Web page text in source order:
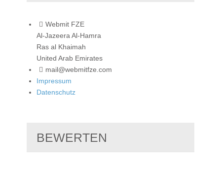
Webmit FZE
Al-Jazeera Al-Hamra
Ras al Khaimah
United Arab Emirates
mail@webmitfze.com
Impressum
Datenschutz
BEWERTEN